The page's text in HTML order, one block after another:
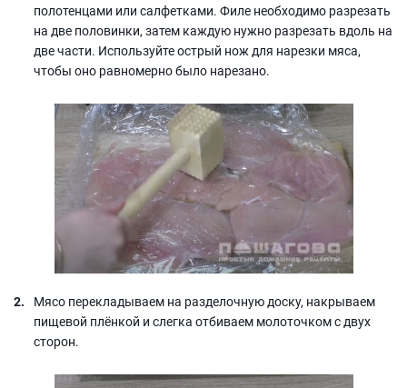
полотенцами или салфетками. Филе необходимо разрезать
на две половинки, затем каждую нужно разрезать вдоль на
две части. Используйте острый нож для нарезки мяса,
чтобы оно равномерно было нарезано.
Мясо перекладываем на разделочную доску, накрываем
пищевой плёнкой и слегка отбиваем молоточком с двух
сторон.